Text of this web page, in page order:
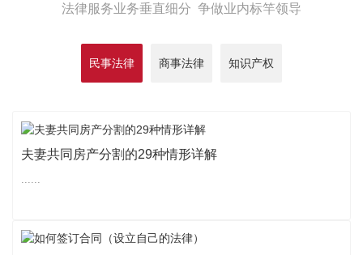
法律服务业务垂直细分 争做业内标竿领导
民事法律 商事法律 知识产权
夫妻共同房产分割的29种情形详解